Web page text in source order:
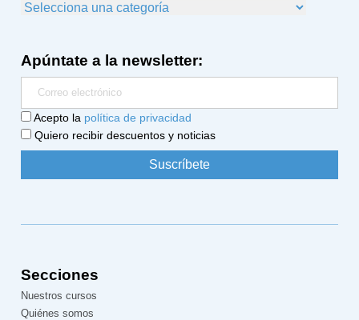
Apúntate a la newsletter:
Acepto la política de privacidad
Quiero recibir descuentos y noticias
Secciones
Nuestros cursos
Quiénes somos